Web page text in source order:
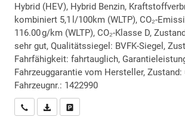
Hybrid (HEV), Hybrid Benzin,
kombiniert 5,1 l/100km (WLTP), CO₂-
116.00 g/km (WLTP), CO₂-Klasse D,
sehr gut, Qualitätssiegel: BVFK-Siegel,
Fahrfähigkeit: fahrtauglich,
Fahrzeuggarantie vom Hersteller,
Fahrzeugnr.: 1422990
Wir rufen Sie anPDF-Datei, Fahrzeugexposé drucken